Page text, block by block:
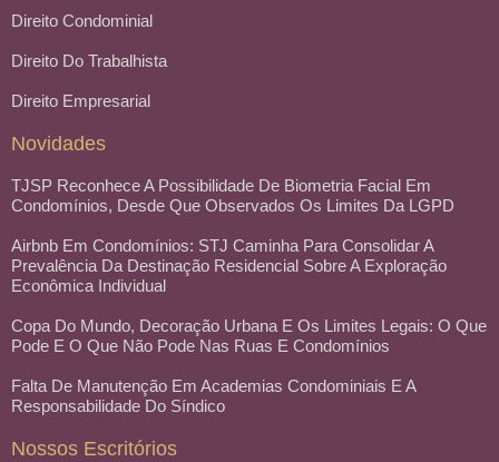
Direito Condominial
Direito Do Trabalhista
Direito Empresarial
Novidades
TJSP Reconhece A Possibilidade De Biometria Facial Em
Condomínios, Desde Que Observados Os Limites Da LGPD
Airbnb Em Condomínios: STJ Caminha Para Consolidar A
Prevalência Da Destinação Residencial Sobre A Exploração
Econômica Individual
Copa Do Mundo, Decoração Urbana E Os Limites Legais: O Que
Pode E O Que Não Pode Nas Ruas E Condomínios
Falta De Manutenção Em Academias Condominiais E A
Responsabilidade Do Síndico
Nossos Escritórios